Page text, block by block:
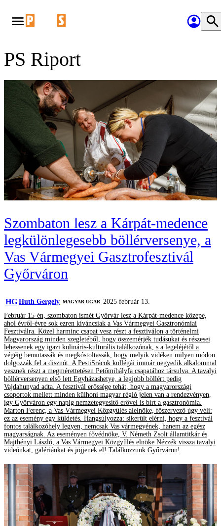
‎PS Riport
Szombaton lesz a Kárpát-medence
legkülönlegesebb böllérversenye, a
Vas Vármegyei Gasztrofesztivál
Győrváron
HG Huth Gergely MAGYAR UGAR
2025 február 13.
Február 15-én, szombaton ismét Győrvár lesz a Kárpát-medence közepe,
ahol évről-évre sok ezren kíváncsiak a Vas Vármegyei Gasztronómiai
Fesztiválra. Közel harminc csapat vesz részt a fesztiválon a történelmi
Magyarország minden szegletéből, hogy összemérjék tudásukat és részesei
lehessenek egy igazi kulináris-kulturális találkozónak, s a legeléjétől a
végéig bemutassák és megkóstoltassák, hogy melyik vidéken milyen módon
dolgozzák fel a disznót. A PestiSrácok kollégái immár negyedik alkalommal
vesznek részt a megmérettetésen Petőmihályfa csapatához társulva. A tavalyi
böllérversenyen első lett Egyházashetye, a legjobb böllért pedig
Vajdahunyad adta. A fesztivál erőssége tehát, hogy a magyarországi
csoportok mellett minden külhoni magyar régió jelen van a rendezvényen,
így Győrváron egy napig nemzetegyesítő erővel is bírt a gasztronómia.
Marton Ferenc, a Vas Vármegyei Közgyűlés alelnöke, főszervező úgy véli:
ez az esemény egy küldetés. Hangsúlyozza: sikerült elérni, hogy a fesztivál
fontos találkozóhely legyen, nemcsak Vas vármegyének, hanem az egész
magyarságnak. Az eseményen fővédnöke, V. Németh Zsolt államtitkár és
Majthényi László, a Vas Vármegyei Közgyűlés elnöke Nézzék vissza tavalyi
videónkat, galériánkat és jöjjenek el! Találkozzunk Győrváron!